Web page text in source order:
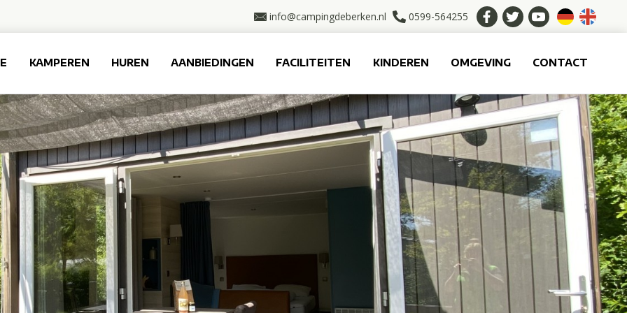
info@campingdeberken.nl 0599-564255
KAMPEREN HUREN AANBIEDINGEN FACILITEITEN KINDEREN OMGEVING CONTACT